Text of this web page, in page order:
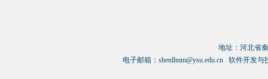
2005-2007年由国家留学基金派遣到美
地址： 河北省
电子邮箱： shenllmm@ysu.edu.cn软件开发与